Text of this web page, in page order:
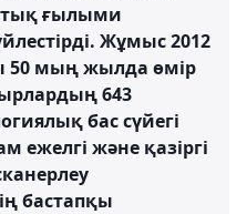
ғылыми
Жұмыс 2012
50 мың жылда өмір
643
бас сүйегі
ежелгі және қазіргі
бастапқы